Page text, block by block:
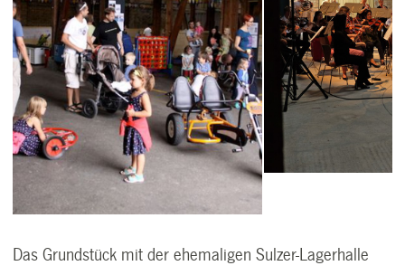
Das Grundstück mit der ehemaligen Sulzer-Lagerhalle